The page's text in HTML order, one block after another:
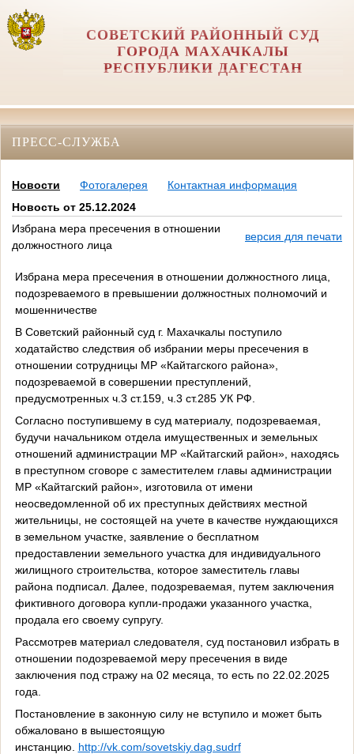
СОВЕТСКИЙ РАЙОННЫЙ СУД
ГОРОДА МАХАЧКАЛЫ
РЕСПУБЛИКИ ДАГЕСТАН
ПРЕСС-СЛУЖБА
Новости Фотогалерея
Контактная информация
Новость от 25.12.2024
Избрана мера пресечения в отношении
должностного лица
версия для печати
Избрана мера пресечения в отношении должностного лица,
подозреваемого в превышении должностных полномочий и
мошенничестве
В Советский районный суд г. Махачкалы поступило
ходатайство следствия об избрании меры пресечения в
отношении сотрудницы МР «Кайтагского района»,
подозреваемой в совершении преступлений,
предусмотренных ч.3 ст.159, ч.3 ст.285 УК РФ.
Согласно поступившему в суд материалу, подозреваемая,
будучи начальником отдела имущественных и земельных
отношений администрации МР «Кайтагский район», находясь
в преступном сговоре с заместителем главы администрации
МР «Кайтагский район», изготовила от имени
неосведомленной об их преступных действиях местной
жительницы, не состоящей на учете в качестве нуждающихся
в земельном участке, заявление о бесплатном
предоставлении земельного участка для индивидуального
жилищного строительства, которое заместитель главы
района подписал. Далее, подозреваемая, путем заключения
фиктивного договора купли-продажи указанного участка,
продала его своему супругу.
Рассмотрев материал следователя, суд постановил избрать в
отношении подозреваемой меру пресечения в виде
заключения под стражу на 02 месяца, то есть по 22.02.2025
года.
Постановление в законную силу не вступило и может быть
обжаловано в вышестоящую
инстанцию. http://vk.com/sovetskiy.dag.sudrf